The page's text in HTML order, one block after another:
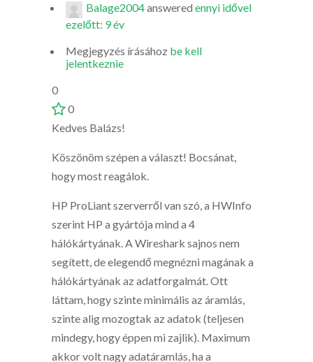
Balage2004answered ennyi idővel
ezelőtt: 9 év
Megjegyzés írásához be kell
jelentkeznie
0
0
Kedves Balázs!
Köszönöm szépen a választ! Bocsánat,
hogy most reagálok.
HP ProLiant szerverről van szó, a HWInfo
szerint HP a gyártója mind a 4
hálókártyának. A Wireshark sajnos nem
segített, de elegendő megnézni magának a
hálókártyának az adatforgalmát. Ott
láttam, hogy szinte minimális az áramlás,
szinte alig mozogtak az adatok (teljesen
mindegy, hogy éppen mi zajlik). Maximum
akkor volt nagy adatáramlás, ha a